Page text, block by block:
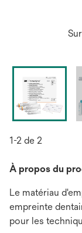
1-2 de 2
À propos du
Le matériau
empreinte
pour les